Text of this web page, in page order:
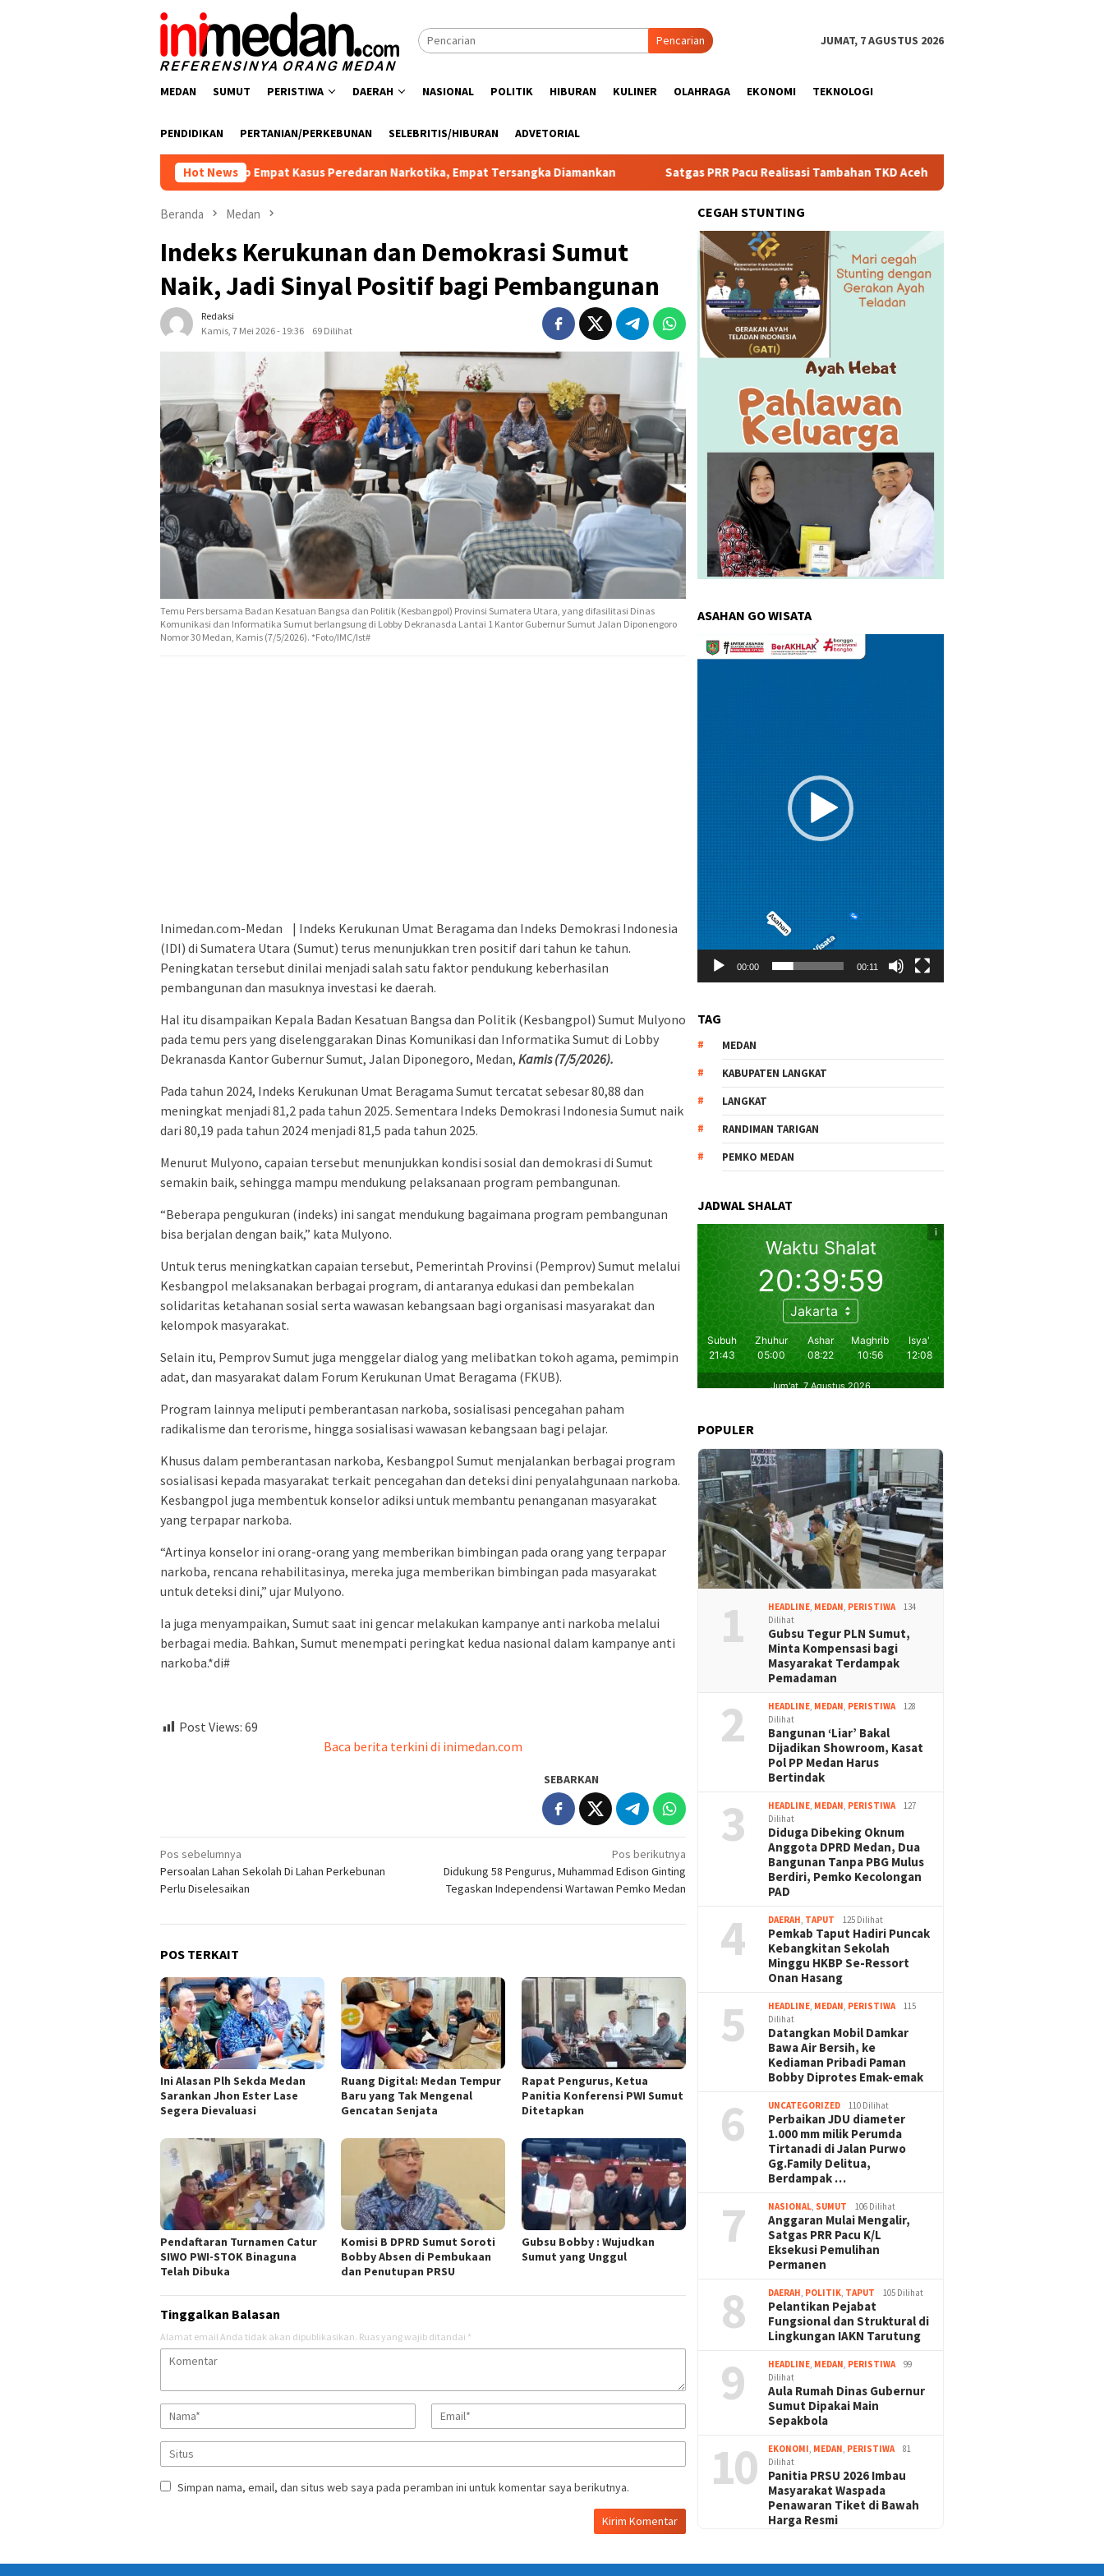
Pencarian JUMAT, 7 AGUSTUS 2026
MEDAN SUMUT PERISTIWA DAERAH NASIONAL POLITIK HIBURAN KULINER OLAHRAGA EKONOMI TEKNOLOGI
PENDIDIKAN PERTANIAN/PERKEBUNAN SELEBRITIS/HIBURAN ADVETORIAL
Hot News
Polres Batu Bara Ungkap Empat Kasus Peredaran Narkotika, Empat Tersangka Diamankan Satgas PRR Pacu Realisasi Tambahan TKD Aceh Rp1,65 Triliun, Pastikan Transparan dan
Beranda Medan
Indeks Kerukunan dan Demokrasi Sumut
Naik, Jadi Sinyal Positif bagi Pembangunan
Redaksi
Kamis, 7 Mei 2026 - 19:36
69 Dilihat
Temu Pers bersama Badan Kesatuan Bangsa dan Politik (Kesbangpol) Provinsi Sumatera Utara, yang difasilitasi Dinas
Komunikasi dan Informatika Sumut berlangsung di Lobby Dekranasda Lantai 1 Kantor Gubernur Sumut Jalan Diponengoro
Nomor 30 Medan, Kamis (7/5/2026). *Foto/IMC/Ist#
Inimedan.com-Medan | Indeks Kerukunan Umat Beragama dan Indeks Demokrasi Indonesia
(IDI) di Sumatera Utara (Sumut) terus menunjukkan tren positif dari tahun ke tahun.
Peningkatan tersebut dinilai menjadi salah satu faktor pendukung keberhasilan
pembangunan dan masuknya investasi ke daerah.
Hal itu disampaikan Kepala Badan Kesatuan Bangsa dan Politik (Kesbangpol) Sumut Mulyono
pada temu pers yang diselenggarakan Dinas Komunikasi dan Informatika Sumut di Lobby
Dekranasda Kantor Gubernur Sumut, Jalan Diponegoro, Medan, Kamis (7/5/2026).
Pada tahun 2024, Indeks Kerukunan Umat Beragama Sumut tercatat sebesar 80,88 dan
meningkat menjadi 81,2 pada tahun 2025. Sementara Indeks Demokrasi Indonesia Sumut naik
dari 80,19 pada tahun 2024 menjadi 81,5 pada tahun 2025.
Menurut Mulyono, capaian tersebut menunjukkan kondisi sosial dan demokrasi di Sumut
semakin baik, sehingga mampu mendukung pelaksanaan program pembangunan.
“Beberapa pengukuran (indeks) ini sangat mendukung bagaimana program pembangunan
bisa berjalan dengan baik,” kata Mulyono.
Untuk terus meningkatkan capaian tersebut, Pemerintah Provinsi (Pemprov) Sumut melalui
Kesbangpol melaksanakan berbagai program, di antaranya edukasi dan pembekalan
solidaritas ketahanan sosial serta wawasan kebangsaan bagi organisasi masyarakat dan
kelompok masyarakat.
Selain itu, Pemprov Sumut juga menggelar dialog yang melibatkan tokoh agama, pemimpin
adat, dan masyarakat dalam Forum Kerukunan Umat Beragama (FKUB).
Program lainnya meliputi pemberantasan narkoba, sosialisasi pencegahan paham
radikalisme dan terorisme, hingga sosialisasi wawasan kebangsaan bagi pelajar.
Khusus dalam pemberantasan narkoba, Kesbangpol Sumut menjalankan berbagai program
sosialisasi kepada masyarakat terkait pencegahan dan deteksi dini penyalahgunaan narkoba.
Kesbangpol juga membentuk konselor adiksi untuk membantu penanganan masyarakat
yang terpapar narkoba.
“Artinya konselor ini orang-orang yang memberikan bimbingan pada orang yang terpapar
narkoba, rencana rehabilitasinya, mereka juga memberikan bimbingan pada masyarakat
untuk deteksi dini,” ujar Mulyono.
Ia juga menyampaikan, Sumut saat ini gencar melakukan kampanye anti narkoba melalui
berbagai media. Bahkan, Sumut menempati peringkat kedua nasional dalam kampanye anti
narkoba.*di#
Post Views: 69
Baca berita terkini di inimedan.com
SEBARKAN
Navigasi
pos
Pos sebelumnya
Persoalan Lahan Sekolah Di Lahan Perkebunan
Perlu Diselesaikan
Pos berikutnya
Didukung 58 Pengurus, Muhammad Edison Ginting
Tegaskan Independensi Wartawan Pemko Medan
POS TERKAIT
Ini Alasan Plh Sekda Medan
Sarankan Jhon Ester Lase
Segera Dievaluasi
Ruang Digital: Medan Tempur
Baru yang Tak Mengenal
Gencatan Senjata
Rapat Pengurus, Ketua
Panitia Konferensi PWI Sumut
Ditetapkan
Pendaftaran Turnamen Catur
SIWO PWI-STOK Binaguna
Telah Dibuka
Komisi B DPRD Sumut Soroti
Bobby Absen di Pembukaan
dan Penutupan PRSU
Gubsu Bobby : Wujudkan
Sumut yang Unggul
Tinggalkan Balasan
Alamat email Anda tidak akan dipublikasikan. Ruas yang wajib ditandai *
Simpan nama, email, dan situs web saya pada peramban ini untuk komentar saya berikutnya.
CEGAH STUNTING
ASAHAN GO WISATA
Pemutar
Video
00:00 00:11
TAG
MEDAN
KABUPATEN LANGKAT
LANGKAT
RANDIMAN TARIGAN
PEMKO MEDAN
JADWAL SHALAT
POPULER
1 HEADLINE, MEDAN, PERISTIWA
134
Dilihat
Gubsu Tegur PLN Sumut,
Minta Kompensasi bagi
Masyarakat Terdampak
Pemadaman
2 HEADLINE, MEDAN, PERISTIWA
128
Dilihat
Bangunan ‘Liar’ Bakal
Dijadikan Showroom, Kasat
Pol PP Medan Harus
Bertindak
3 HEADLINE, MEDAN, PERISTIWA
127
Dilihat
Diduga Dibeking Oknum
Anggota DPRD Medan, Dua
Bangunan Tanpa PBG Mulus
Berdiri, Pemko Kecolongan
PAD
4 DAERAH, TAPUT 125 Dilihat
Pemkab Taput Hadiri Puncak
Kebangkitan Sekolah
Minggu HKBP Se-Ressort
Onan Hasang
5 HEADLINE, MEDAN, PERISTIWA
115
Dilihat
Datangkan Mobil Damkar
Bawa Air Bersih, ke
Kediaman Pribadi Paman
Bobby Diprotes Emak-emak
6 UNCATEGORIZED 110 Dilihat
Perbaikan JDU diameter
1.000 mm milik Perumda
Tirtanadi di Jalan Purwo
Gg.Family Delitua,
Berdampak …
7 NASIONAL, SUMUT 106 Dilihat
Anggaran Mulai Mengalir,
Satgas PRR Pacu K/L
Eksekusi Pemulihan
Permanen
8 DAERAH, POLITIK, TAPUT 105 Dilihat
Pelantikan Pejabat
Fungsional dan Struktural di
Lingkungan IAKN Tarutung
9 HEADLINE, MEDAN, PERISTIWA
99
Dilihat
Aula Rumah Dinas Gubernur
Sumut Dipakai Main
Sepakbola
10 EKONOMI, MEDAN, PERISTIWA
81
Dilihat
Panitia PRSU 2026 Imbau
Masyarakat Waspada
Penawaran Tiket di Bawah
Harga Resmi